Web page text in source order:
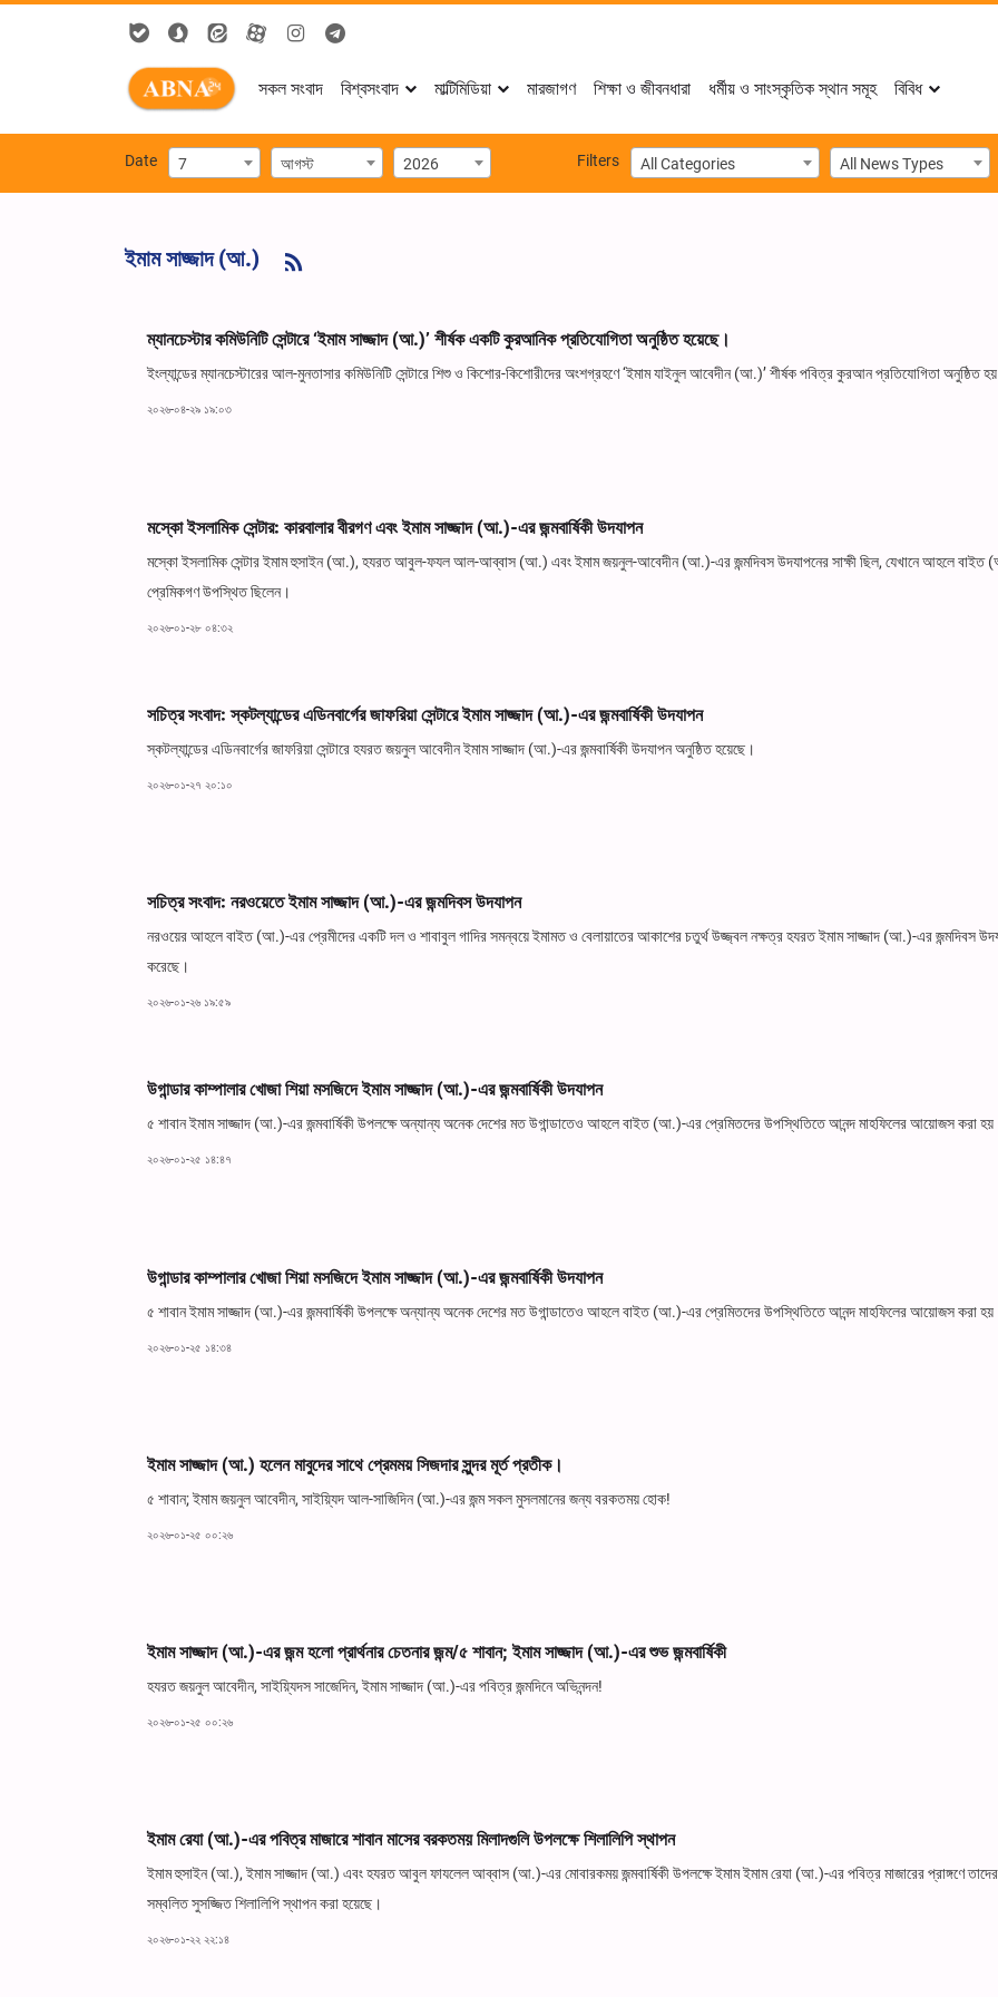
সকল সংবাদ বিশ্বসংবাদ মাল্টিমিডিয়া মারজাগণ শিক্ষা ও জীবনধারা ধর্মীয় ও সাংস্কৃতিক স্থান সমূহ বিবিধ
Date 7 আগস্ট 2026 Filters All Categories All News Types
ইমাম সাজ্জাদ (আ.)
ম্যানচেস্টার কমিউনিটি সেন্টারে ‘ইমাম সাজ্জাদ (আ.)’ শীর্ষক একটি কুরআনিক প্রতিযোগিতা অনুষ্ঠিত হয়েছে।
ইংল্যান্ডের ম্যানচেস্টারের আল-মুনতাসার কমিউনিটি সেন্টারে শিশু ও কিশোর-কিশোরীদের অংশগ্রহণে ‘ইমাম যাইনুল আবেদীন (আ.)’ শীর্ষক পবিত্র কুরআন প্রতিযোগিতা অনুষ্ঠিত
২০২৬-০৪-২৯ ১৯:০৩
মস্কো ইসলামিক সেন্টার: কারবালার বীরগণ এবং ইমাম সাজ্জাদ (আ.)-এর জন্মবার্ষিকী উদযাপন
মস্কো ইসলামিক সেন্টার ইমাম হুসাইন (আ.), হযরত আবুল-ফযল আল-আব্বাস (আ.) এবং ইমাম জয়নুল-আবেদীন (আ.)-এর জন্মদিবস উদযাপনের সাক্ষী ছিল, যেখানে আহলে
প্রেমিকগণ উপস্থিত ছিলেন।
২০২৬-০১-২৮ ০৪:৩২
সচিত্র সংবাদ: স্কটল্যান্ডের এডিনবার্গের জাফরিয়া সেন্টারে ইমাম সাজ্জাদ (আ.)-এর জন্মবার্ষিকী উদযাপন
স্কটল্যান্ডের এডিনবার্গের জাফরিয়া সেন্টারে হযরত জয়নুল আবেদীন ইমাম সাজ্জাদ (আ.)-এর জন্মবার্ষিকী উদযাপন অনুষ্ঠিত হয়েছে।
২০২৬-০১-২৭ ২০:১০
সচিত্র সংবাদ: নরওয়েতে ইমাম সাজ্জাদ (আ.)-এর জন্মদিবস উদযাপন
নরওয়ের আহলে বাইত (আ.)-এর প্রেমীদের একটি দল ও শাবাবুল গাদির সমন্বয়ে ইমামত ও বেলায়াতের আকাশের চতুর্থ উজ্জ্বল নক্ষত্র হযরত ইমাম সাজ্জাদ (আ.)-এর জন্মদিবস
করেছে।
২০২৬-০১-২৬ ১৯:৫৯
উগান্ডার কাম্পালার খোজা শিয়া মসজিদে ইমাম সাজ্জাদ (আ.)-এর জন্মবার্ষিকী উদযাপন
৫ শাবান ইমাম সাজ্জাদ (আ.)-এর জন্মবার্ষিকী উপলক্ষে অন্যান্য অনেক দেশের মত উগান্ডাতেও আহলে বাইত (আ.)-এর প্রেমিতদের উপস্থিতিতে আনন্দ মাহফিলের আয়োজস করা
২০২৬-০১-২৫ ১৪:৪৭
উগান্ডার কাম্পালার খোজা শিয়া মসজিদে ইমাম সাজ্জাদ (আ.)-এর জন্মবার্ষিকী উদযাপন
৫ শাবান ইমাম সাজ্জাদ (আ.)-এর জন্মবার্ষিকী উপলক্ষে অন্যান্য অনেক দেশের মত উগান্ডাতেও আহলে বাইত (আ.)-এর প্রেমিতদের উপস্থিতিতে আনন্দ মাহফিলের আয়োজস করা
২০২৬-০১-২৫ ১৪:৩৪
ইমাম সাজ্জাদ (আ.) হলেন মাবুদের সাথে প্রেমময় সিজদার সুন্দর মূর্ত প্রতীক।
৫ শাবান; ইমাম জয়নুল আবেদীন, সাইয়্যিদ আল-সাজিদিন (আ.)-এর জন্ম সকল মুসলমানের জন্য বরকতময় হোক!
২০২৬-০১-২৫ ০০:২৬
ইমাম সাজ্জাদ (আ.)-এর জন্ম হলো প্রার্থনার চেতনার জন্ম/৫ শাবান; ইমাম সাজ্জাদ (আ.)-এর শুভ জন্মবার্ষিকী
হযরত জয়নুল আবেদীন, সাইয়্যিদস সাজেদিন, ইমাম সাজ্জাদ (আ.)-এর পবিত্র জন্মদিনে অভিনন্দন!
২০২৬-০১-২৫ ০০:২৬
ইমাম রেযা (আ.)-এর পবিত্র মাজারে শাবান মাসের বরকতময় মিলাদগুলি উপলক্ষে শিলালিপি স্থাপন
ইমাম হুসাইন (আ.), ইমাম সাজ্জাদ (আ.) এবং হযরত আবুল ফাযলেল আব্বাস (আ.)-এর মোবারকময় জন্মবার্ষিকী উপলক্ষে ইমাম ইমাম রেযা (আ.)-এর পবিত্র মাজারের প্রাঙ্গণে
সম্বলিত সুসজ্জিত শিলালিপি স্থাপন করা হয়েছে।
২০২৬-০১-২২ ২২:১৪